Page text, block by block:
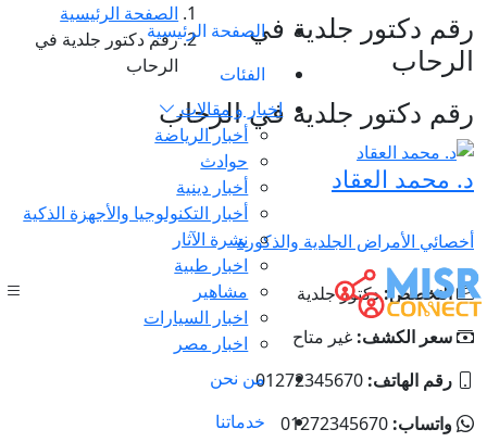
الصفحة الرئيسية
الفئات
اخبار و مقالات
أخبار الرياضة
حوادث
أخبار دينية
أخبار التكنولوجيا والأجهزة الذكية
نشرة الآثار
اخبار طبية
مشاهير
اخبار السيارات
اخبار مصر
من نحن
خدماتنا
رقم دكتور جلدية في
الرحاب
الصفحة الرئيسية
رقم دكتور جلدية في
الرحاب
رقم دكتور جلدية في الرحاب
د. محمد العقاد
أخصائي الأمراض الجلدية والذكورة
التخصص:دكتور جلدية
سعر الكشف: غير متاح
رقم الهاتف: 01272345670
واتساب: 01272345670